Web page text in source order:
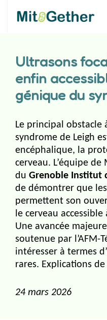
Ultrasons
enfin
génique du
Le principal
syndrome de Leigh
encéphalique, la
cerveau. L’équipe de
du Grenoble Institut
de démontrer que
permettent son
le cerveau
Une avancée
soutenue par
intéresser à termes
rares. Explications
24 mars 2026